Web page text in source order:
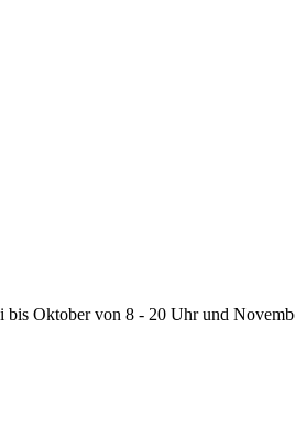
bis Oktober von 8 - 20 Uhr und